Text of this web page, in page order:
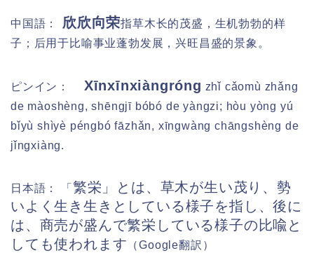
中国語： 欣欣向荣指草木长的茂盛，生机勃勃的样
子；后用于比喻事业蓬勃发展，兴旺昌盛的景象。
ピンイン： Xīnxīnxiàngróng zhǐ cǎomù zhǎng
de màoshèng, shēngjī bóbó de yàngzi; hòu yòng yú
bǐyù shìyè péngbó fāzhǎn, xīngwàng chāngshèng de
jǐngxiàng.
日本語： 「 繁栄」とは、草木が生い茂り、勢
いよく生き生きとしている様子を指し、後に
は、商売が盛んで繁栄している様子の比喩と
しても使われます （Google翻訳）